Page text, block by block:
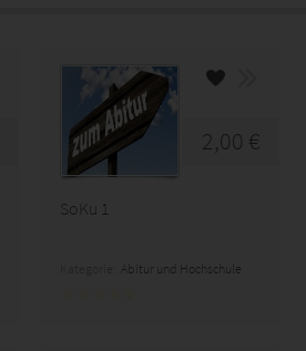
2,00 €
SoKu 1
Abitur und Hochschule